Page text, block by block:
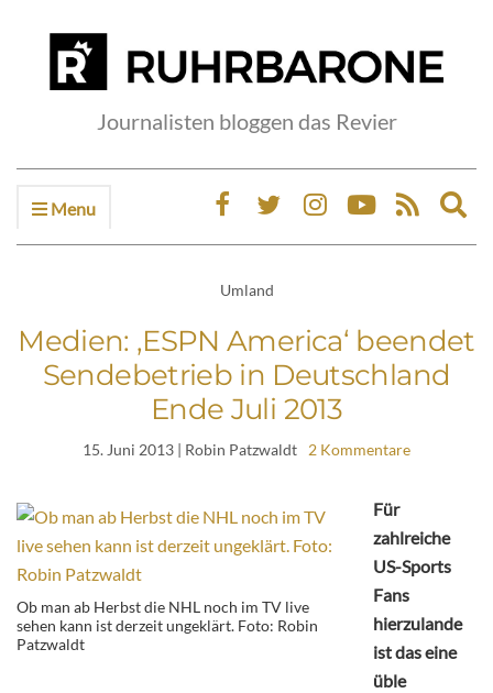
Journalisten bloggen das Revier
Menu
Umland
Medien: ‚ESPN America‘ beendet
Sendebetrieb in Deutschland
Ende Juli 2013
15. Juni 2013 | Robin Patzwaldt 2 Kommentare
Ob man ab Herbst die NHL noch im TV live
sehen kann ist derzeit ungeklärt. Foto: Robin
Patzwaldt
Für
zahlreiche
US-Sports
Fans
hierzulande
ist das eine
üble